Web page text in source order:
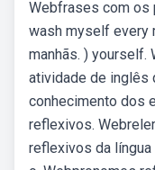
Webfrases com os
wash myself every
manhãs. ) yourself.
atividade de inglês
conhecimento dos
reflexivos.
reflexivos da